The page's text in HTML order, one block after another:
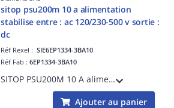
sitop psu200m 10 a alimentation
stabilise entre : ac 120/230-500 v sortie :
dc
Réf Rexel :SIE6EP1334-3BA10
Réf Fab :6EP1334-3BA10
SITOP PSU200M 10 A alimentation stabilise entre : AC 120/230-500 V sortie : DC 24 V/10 A
Ajouter au panier